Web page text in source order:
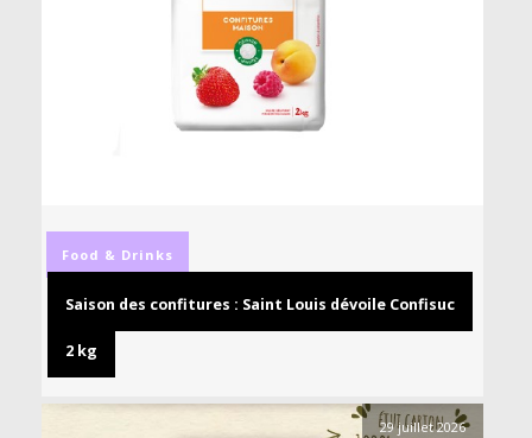
Food & Drinks
Saison des confitures : Saint Louis dévoile Confisuc
2 kg
29 juillet 2026